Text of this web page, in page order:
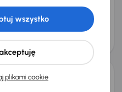
76 000 zł
Cena po obniżce
80 000 zł
plikami cookie
wszystko